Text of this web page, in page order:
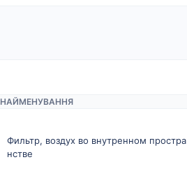
НАЙМЕНУВАННЯ
Фильтр, воздух во внутренном простра
нстве